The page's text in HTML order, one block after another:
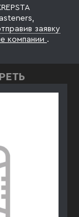
заявку
компании .